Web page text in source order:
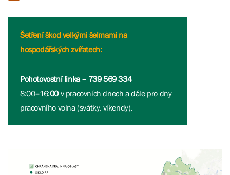
Šetření škod velkými šelmami na
hospodářských zvířatech:
Pohotovostní linka – 739 569 334
8:00–16:00v pracovních dnech a dále pro dny
pracovního volna (svátky, víkendy).